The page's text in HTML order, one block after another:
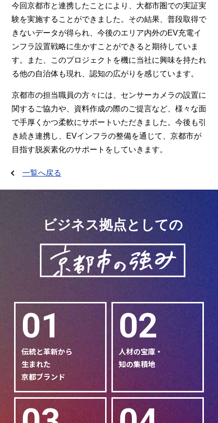
今回京都市と連携したことにより、大都市圏での実証実
験を実施することができました。その結果、普段取得で
きないデータが得られ、今後のエリア内外のEV充電イ
ンフラ設置戦略に生かすことができると期待していま
す。また、このプロジェクトを機に当社に興味を持たれ
る他の自治体も現れ、認知の広がりを感じています。
京都市の担当職員の方々には、センサーカメラの設置に
関するご協力や、資料作成の際のご提言など、様々な面
で手厚くかつ柔軟にサポートいただきました。今後も引
き続き連携し、EVインフラの整備を通じて、京都市が
目指す脱炭素化のサポートをしていきます。
一覧へ戻る
ビジネス拠点としての
01
伝統と革新から
生まれた
京都ブランド
02
人材の宝庫・
知の集積地